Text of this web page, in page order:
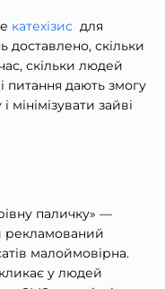
катехізис для
доставлено, скільки
скільки людей
питання дають змогу
мінімізувати зайві
паличку» —
рекламований
малоймовірна.
у людей